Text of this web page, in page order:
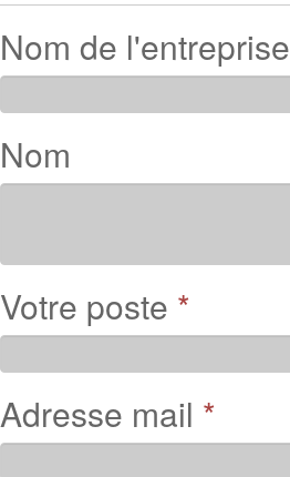
Nom de l'entreprise
Nom
Votre poste *
Adresse mail *